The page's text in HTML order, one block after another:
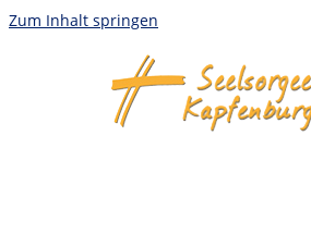
Zum Inhalt springen